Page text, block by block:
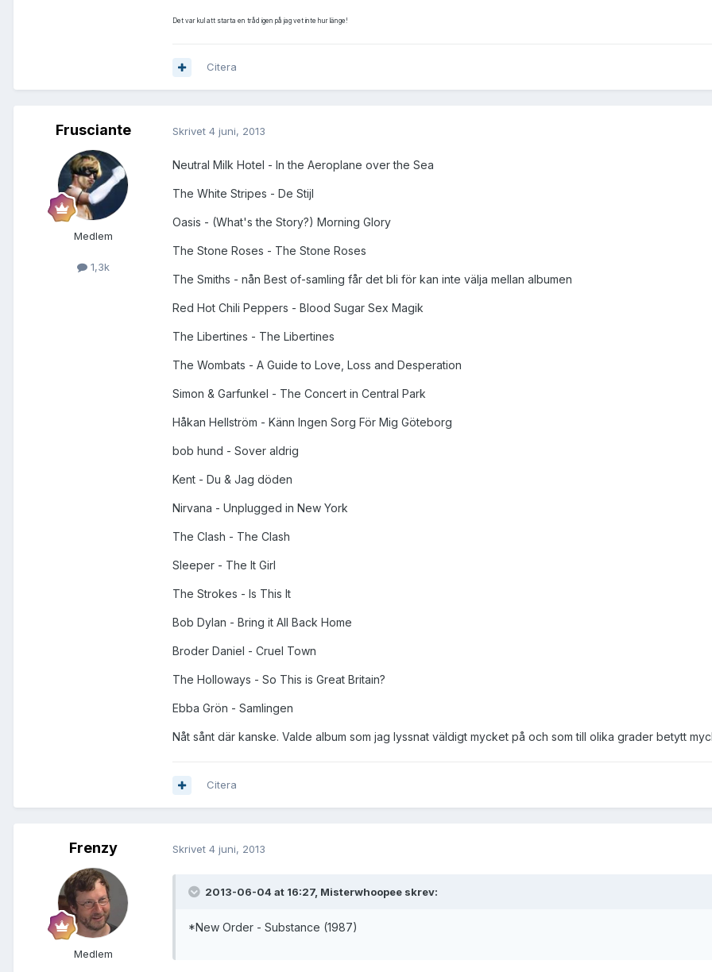
Det var kul att starta en tråd igen på jag vet inte hur länge!
Citera
Frusciante
Medlem
1,3k
Skrivet 4 juni, 2013
Neutral Milk Hotel - In the Aeroplane over the Sea
The White Stripes - De Stijl
Oasis - (What's the Story?) Morning Glory
The Stone Roses - The Stone Roses
The Smiths - nån Best of-samling får det bli för kan inte välja mellan albumen
Red Hot Chili Peppers - Blood Sugar Sex Magik
The Libertines - The Libertines
The Wombats - A Guide to Love, Loss and Desperation
Simon & Garfunkel - The Concert in Central Park
Håkan Hellström - Känn Ingen Sorg För Mig Göteborg
bob hund - Sover aldrig
Kent - Du & Jag döden
Nirvana - Unplugged in New York
The Clash - The Clash
Sleeper - The It Girl
The Strokes - Is This It
Bob Dylan - Bring it All Back Home
Broder Daniel - Cruel Town
The Holloways - So This is Great Britain?
Ebba Grön - Samlingen
Nåt sånt där kanske. Valde album som jag lyssnat väldigt mycket på och som till olika grader betytt
Citera
Frenzy
Medlem
Skrivet 4 juni, 2013
2013-06-04 at 16:27, Misterwhoopee skrev:
*New Order - Substance (1987)